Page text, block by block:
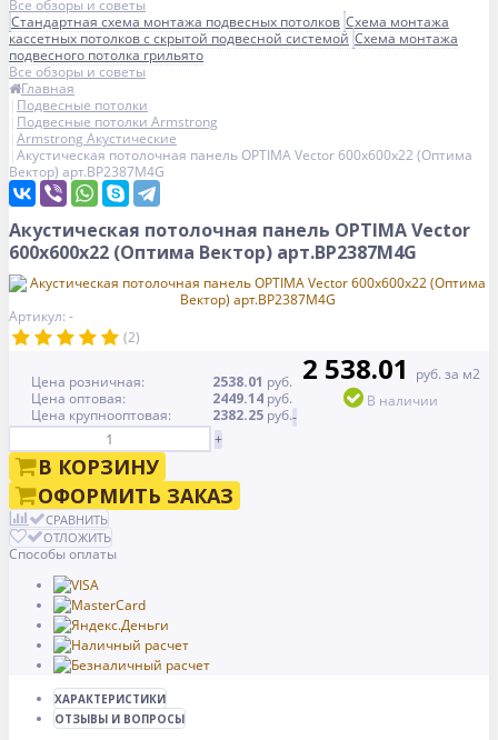
Все обзоры и советы
Стандартная схема монтажа подвесных потолков Схема монтажа
кассетных потолков с скрытой подвесной системой Схема монтажа
подвесного потолка грильято
Все обзоры и советы
Главная
Подвесные потолки
Подвесные потолки Armstrong
Armstrong Акустические
Акустическая потолочная панель OPTIMA Vector 600x600x22 (Оптима
Вектор) арт.BP2387M4G
Акустическая потолочная панель OPTIMA Vector
600x600x22 (Оптима Вектор) арт.BP2387M4G
Артикул: -
(2)
Цена розничная: 2538.01 руб.
Цена оптовая:
2449.14 руб.
Цена крупнооптовая:
2382.25 руб.
2 538.01
руб. за м2
В наличии
-
+
В КОРЗИНУ
ОФОРМИТЬ ЗАКАЗ
СРАВНИТЬ
ОТЛОЖИТЬ
Способы оплаты
ХАРАКТЕРИСТИКИ
ОТЗЫВЫ И ВОПРОСЫ